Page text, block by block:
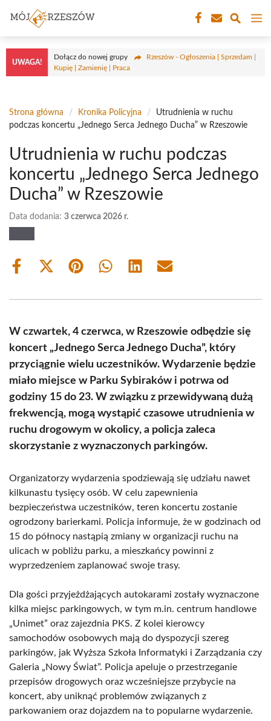
treści
UWAGA!
Dołącz do nowej grupy
Rzeszów - Ogłoszenia | Sprzedam |
Kupię | Zamienię | Praca
Strona główna / Kronika Policyjna /
Utrudnienia w ruchu
podczas koncertu „Jednego Serca Jednego Ducha” w Rzeszowie
Utrudnienia w ruchu podczas
koncertu „Jednego Serca Jednego
Ducha” w Rzeszowie
Data dodania: 3 czerwca 2026 r.
Share
Share
(Twitter)
Share Share Share Share
W czwartek, 4 czerwca, w Rzeszowie odbędzie się
koncert „Jednego Serca Jednego Ducha”, który
przyciągnie wielu uczestników. Wydarzenie będzie
miało miejsce w Parku Sybiraków i potrwa od
godziny 15 do 23. W związku z przewidywaną dużą
frekwencją, mogą wystąpić czasowe utrudnienia w
ruchu drogowym w okolicy, a policja zaleca
skorzystanie z wyznaczonych parkingów.
Organizatorzy wydarzenia spodziewają się udziału nawet
kilkunastu tysięcy osób. W celu zapewnienia
bezpieczeństwa uczestników, teren koncertu zostanie
ogrodzony barierkami. Policja informuje, że w godzinach od
15 do północy nastąpią zmiany w organizacji ruchu na
ulicach w pobliżu parku, a mieszkańcy powinni z
wyprzedzeniem zaplanować swoje trasy.
Dla gości przyjeżdżających autokarami zostały wyznaczone
kilka miejsc parkingowych, w tym m.in. centrum handlowe
„Unimet” oraz zajezdnia PKS. Z kolei kierowcy
samochodów osobowych mają do dyspozycji szereg
parkingów, jak Wyższa Szkoła Informatyki i Zarządzania czy
Galeria „Nowy Świat”. Policja apeluje o przestrzeganie
przepisów drogowych oraz wcześniejsze przybycie na
koncert, aby uniknąć problemów związanych z
parkowaniem oraz dojazdem na to popularne wydarzenie.